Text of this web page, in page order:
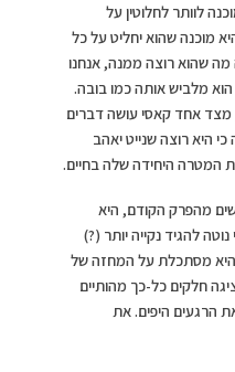
לוותר לחלוטין על
מוכנה שהוא יחליט על כל
שהוא רוצה ממנה, אנחנו
מלביש אותה כמו בובה.
אחד קאסי עושה דברים
היא רוצה שנייט יאהב
המטרה היחידה שלה בחיים.
מהפרק הקודם, היא
להגיד נקייה יותר (?)
היא מסתכלת על המחזה של
חלקים כל-כך מהותיים
הרגעים היפים. את